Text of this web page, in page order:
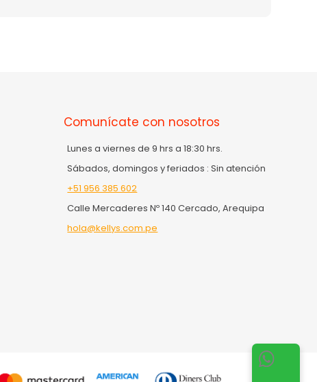
Comunícate con nosotros
Lunes a viernes de 9 hrs a 18:30 hrs.
Sábados, domingos y feriados : Sin atención
+51 956 385 602
Calle Mercaderes Nº 140 Cercado, Arequipa
hola@kellys.com.pe